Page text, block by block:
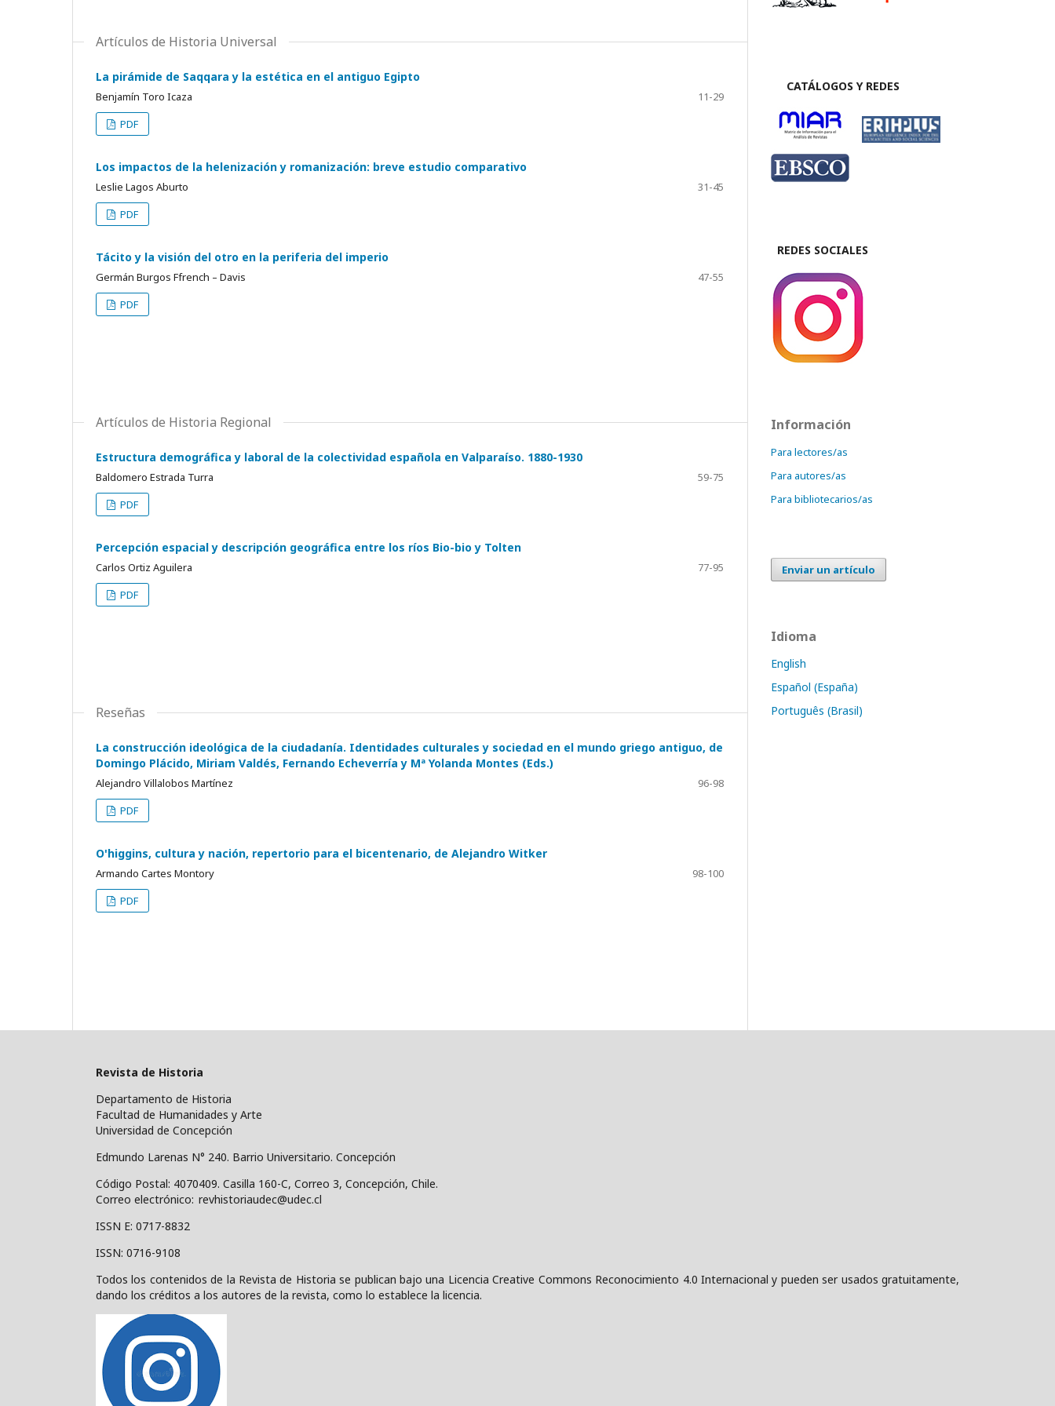
Artículos de Historia Universal
La pirámide de Saqqara y la estética en el antiguo Egipto
Benjamín Toro Icaza
11-29
PDF
Los impactos de la helenización y romanización: breve estudio comparativo
Leslie Lagos Aburto
31-45
PDF
Tácito y la visión del otro en la periferia del imperio
Germán Burgos Ffrench – Davis
47-55
PDF
Artículos de Historia Regional
Estructura demográfica y laboral de la colectividad española en Valparaíso. 1880-1930
Baldomero Estrada Turra
59-75
PDF
Percepción espacial y descripción geográfica entre los ríos Bio-bio y Tolten
Carlos Ortiz Aguilera
77-95
PDF
Reseñas
La construcción ideológica de la ciudadanía. Identidades culturales y sociedad en el mundo griego antiguo, de
Domingo Plácido, Miriam Valdés, Fernando Echeverría y Mª Yolanda Montes (Eds.)
Alejandro Villalobos Martínez
96-98
PDF
O'higgins, cultura y nación, repertorio para el bicentenario, de Alejandro Witker
Armando Cartes Montory
98-100
PDF
CATÁLOGOS Y REDES
REDES SOCIALES
Información
Para lectores/as
Para autores/as
Para bibliotecarios/as
Enviar un artículo
Idioma
English
Español (España)
Português (Brasil)
Revista de Historia
Departamento de Historia
Facultad de Humanidades y Arte
Universidad de Concepción
Edmundo Larenas N° 240. Barrio Universitario. Concepción
Código Postal: 4070409. Casilla 160-C, Correo 3, Concepción, Chile.
Correo electrónico: revhistoriaudec@udec.cl
ISSN E: 0717-8832
ISSN: 0716-9108
Todos los contenidos de la Revista de Historia se publican bajo una Licencia Creative Commons Reconocimiento 4.0 Internacional y pueden ser usados gratuitamente,
dando los créditos a los autores de la revista, como lo establece la licencia.